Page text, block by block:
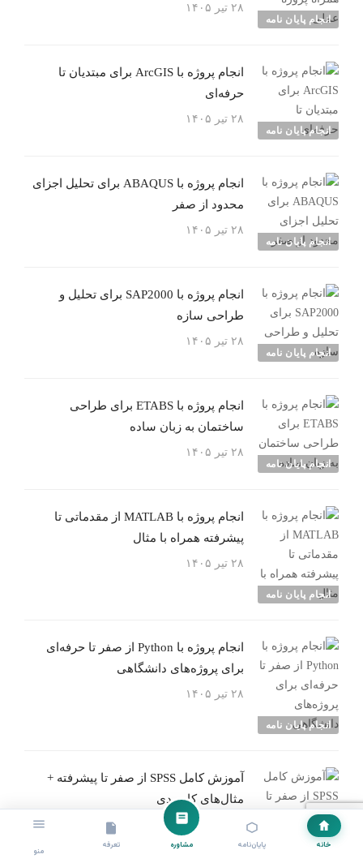
خانه پایان‌نامه مشاوره تعرفه
منو
انجام پایان نامه
۲۸ تیر ۱۴۰۵
انجام پایان نامه
انجام پروژه با ArcGIS برای مبتدیان تا
حرفه‌ای
۲۸ تیر ۱۴۰۵
انجام پایان نامه
انجام پروژه با ABAQUS برای تحلیل اجزای
محدود از صفر
۲۸ تیر ۱۴۰۵
انجام پایان نامه
انجام پروژه با SAP2000 برای تحلیل و
طراحی سازه
۲۸ تیر ۱۴۰۵
انجام پایان نامه
انجام پروژه با ETABS برای طراحی
ساختمان به زبان ساده
۲۸ تیر ۱۴۰۵
انجام پایان نامه
انجام پروژه با MATLAB از مقدماتی تا
پیشرفته همراه با مثال
۲۸ تیر ۱۴۰۵
انجام پایان نامه
انجام پروژه با Python از صفر تا حرفه‌ای
برای پروژه‌های دانشگاهی
۲۸ تیر ۱۴۰۵
انجام پایان نامه
آموزش کامل SPSS از صفر تا پیشرفته +
مثال‌های کاربردی